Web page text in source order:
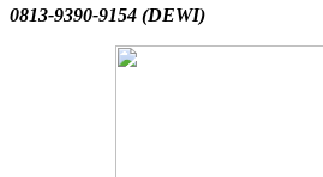
0813-9390-9154 (DEWI)